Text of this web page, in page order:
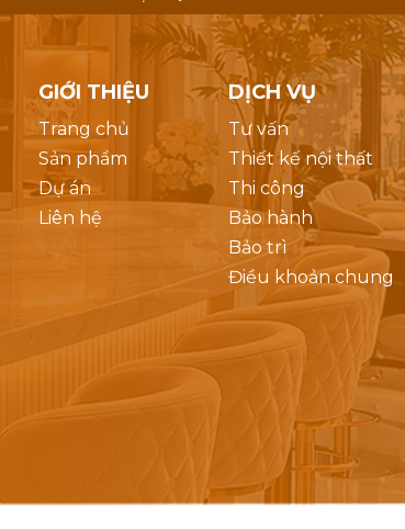
GIỚI THIỆU
Trang chủ
Sản phẩm
Dự án
Liên hệ
DỊCH VỤ
Tư vấn
Thiết kế nội thất
Thi công
Bảo hành
Bảo trì
Điều khoản chung